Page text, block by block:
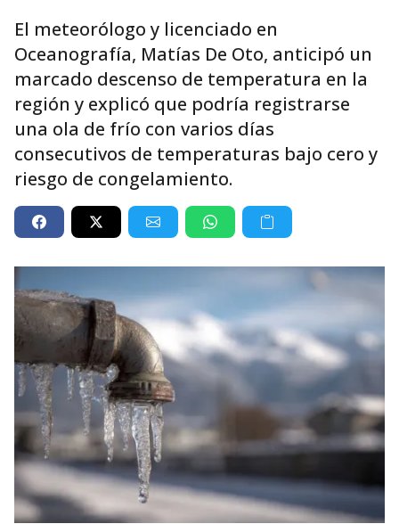
El meteorólogo y licenciado en
Oceanografía, Matías De Oto, anticipó un
marcado descenso de temperatura en la
región y explicó que podría registrarse
una ola de frío con varios días
consecutivos de temperaturas bajo cero y
riesgo de congelamiento.